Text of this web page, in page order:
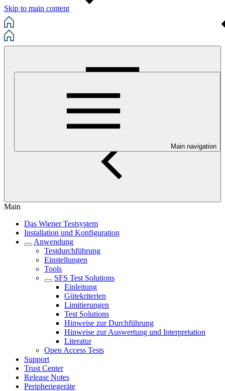
Skip to main content
Main navigation
Main
Das Wiener Testsystem
Installation und Konfiguration
Anwendung
Testdurchführung
Einstellungen
Tools
SFS Test Solutions
Einleitung
Gütekriterien
Limitierungen
Test Solutions
Hinweise zur Durchführung
Hinweise zur Auswertung und Interpretation
Literatur
Open Access Tests
Support
Trust Center
Release Notes
Peripheriegeräte